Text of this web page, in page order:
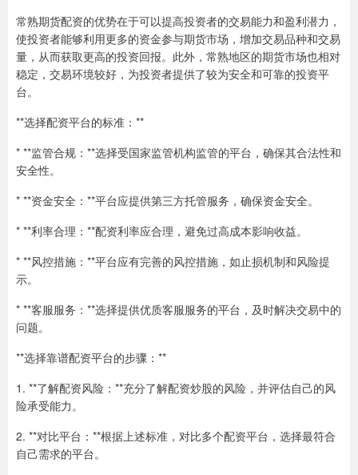
常熟期货配资的优势在于可以提高投资者的交易能力和盈利潜力，
使投资者能够利用更多的资金参与期货市场，增加交易品种和交易
量，从而获取更高的投资回报。此外，常熟地区的期货市场也相对
稳定，交易环境较好，为投资者提供了较为安全和可靠的投资平
台。
**选择配资平台的标准：**
* **监管合规：**选择受国家监管机构监管的平台，确保其合法性和
安全性。
* **资金安全：**平台应提供第三方托管服务，确保资金安全。
* **利率合理：**配资利率应合理，避免过高成本影响收益。
* **风控措施：**平台应有完善的风控措施，如止损机制和风险提
示。
* **客服服务：**选择提供优质客服服务的平台，及时解决交易中的
问题。
**选择靠谱配资平台的步骤：**
1. **了解配资风险：**充分了解配资炒股的风险，并评估自己的风
险承受能力。
2. **对比平台：**根据上述标准，对比多个配资平台，选择最符合
自己需求的平台。